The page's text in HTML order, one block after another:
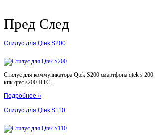
Пред След
Стилус для Qtek S200
Стилус для коммуникатора Qtek S200 смартфона qtek s 200
кпк qtec s200 HTC...
Подробнее »
Стилус для Qtek S110